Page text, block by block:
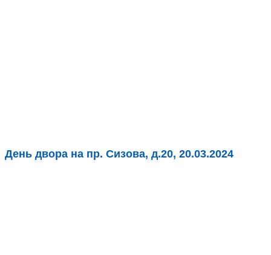
День двора на пр. Сизова, д.20, 20.03.2024